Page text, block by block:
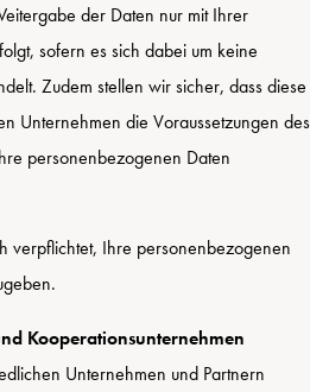
der Daten nur mit Ihrer
sofern es sich dabei um keine
Zudem stellen wir sicher, dass diese
Unternehmen die Voraussetzungen des
personenbezogenen Daten
verpflichtet, Ihre personenbezogenen
Kooperationsunternehmen
Unternehmen und Partnern